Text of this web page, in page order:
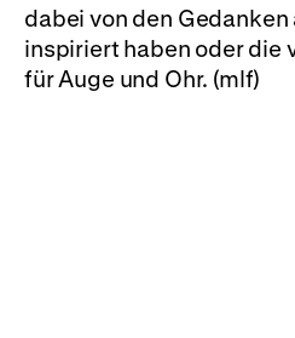
dabei von den
inspiriert haben oder die
für Auge und Ohr. (mlf)